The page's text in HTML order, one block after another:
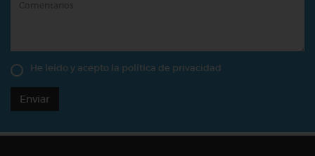
He leído y acepto la política de privacidad
Enviar